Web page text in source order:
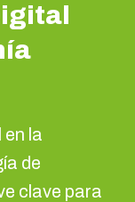
la
de
clave para